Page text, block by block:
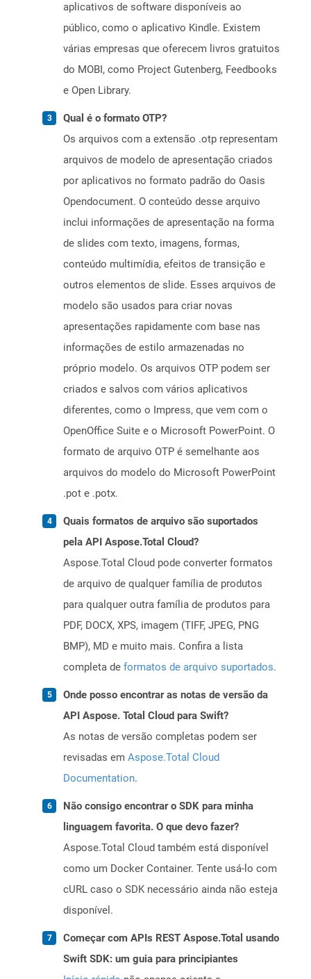
aplicativos de software disponíveis ao
público, como o aplicativo Kindle. Existem
várias empresas que oferecem livros gratuitos
do MOBI, como Project Gutenberg, Feedbooks
e Open Library.
Qual é o formato OTP?
Os arquivos com a extensão .otp representam
arquivos de modelo de apresentação criados
por aplicativos no formato padrão do Oasis
Opendocument. O conteúdo desse arquivo
inclui informações de apresentação na forma
de slides com texto, imagens, formas,
conteúdo multimídia, efeitos de transição e
outros elementos de slide. Esses arquivos de
modelo são usados ​​para criar novas
apresentações rapidamente com base nas
informações de estilo armazenadas no
próprio modelo. Os arquivos OTP podem ser
criados e salvos com vários aplicativos
diferentes, como o Impress, que vem com o
OpenOffice Suite e o Microsoft PowerPoint. O
formato de arquivo OTP é semelhante aos
arquivos do modelo do Microsoft PowerPoint
.pot e .potx.
Quais formatos de arquivo são suportados
pela API Aspose.Total Cloud?
Aspose.Total Cloud pode converter formatos
de arquivo de qualquer família de produtos
para qualquer outra família de produtos para
PDF, DOCX, XPS, imagem (TIFF, JPEG, PNG
BMP), MD e muito mais. Confira a lista
completa de formatos de arquivo suportados.
Onde posso encontrar as notas de versão da
API Aspose. Total Cloud para Swift?
As notas de versão completas podem ser
revisadas em Aspose.Total Cloud
Documentation.
Não consigo encontrar o SDK para minha
linguagem favorita. O que devo fazer?
Aspose.Total Cloud também está disponível
como um Docker Container. Tente usá-lo com
cURL caso o SDK necessário ainda não esteja
disponível.
Começar com APIs REST Aspose.Total usando
Swift SDK: um guia para principiantes